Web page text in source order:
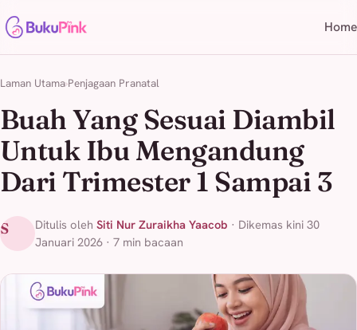
Home
Laman Utama Penjagaan Pranatal
Buah Yang Sesuai Diambil
Untuk Ibu Mengandung
Dari Trimester 1 Sampai 3
S Ditulis oleh Siti Nur Zuraikha Yaacob · Dikemas kini 30
Januari 2026 · 7 min bacaan